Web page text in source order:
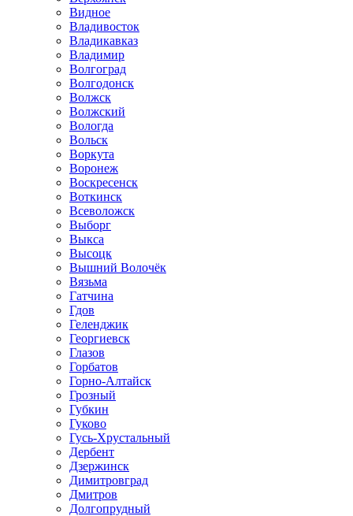
Видное
Владивосток
Владикавказ
Владимир
Волгоград
Волгодонск
Волжск
Волжский
Вологда
Вольск
Воркута
Воронеж
Воскресенск
Воткинск
Всеволожск
Выборг
Выкса
Высоцк
Вышний Волочёк
Вязьма
Гатчина
Гдов
Геленджик
Георгиевск
Глазов
Горбатов
Горно-Алтайск
Грозный
Губкин
Гуково
Гусь-Хрустальный
Дербент
Дзержинск
Димитровград
Дмитров
Долгопрудный